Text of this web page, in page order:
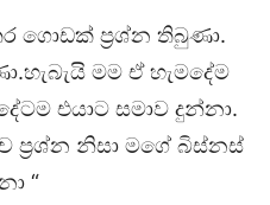
ගොඩක් ප්‍රශ්න තිබුණා.
මම ඒ හැමදේම
එයාට සමාව දුන්නා.
ප්‍රශ්න නිසා මගේ බිස්නස්
“